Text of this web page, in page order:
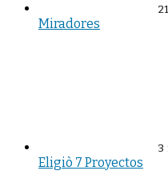
Miradores
3
Eligiò 7 Proyectos